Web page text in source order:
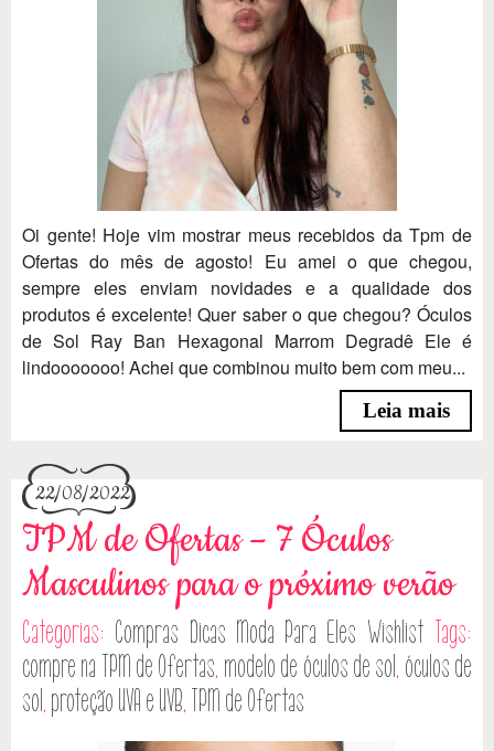
Oi gente! Hoje vim mostrar meus recebidos da Tpm de
Ofertas do mês de agosto! Eu amei o que chegou,
sempre eles enviam novidades e a qualidade dos
produtos é excelente! Quer saber o que chegou? Óculos
de Sol Ray Ban Hexagonal Marrom Degradê Ele é
lindooooooo! Achei que combinou muito bem com meu...
Leia mais
22/08/2022
TPM de Ofertas – 7 Óculos
Masculinos para o próximo verão
Categorias: Compras Dicas Moda Para Eles Wishlist Tags:
compre na TPM de Ofertas, modelo de óculos de sol, óculos de
sol, proteção UVA e UVB, TPM de Ofertas